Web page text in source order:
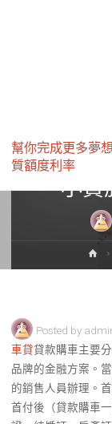
幫你完成更多夢
質額度利率‎
小資
Posted by
車貸貸款購車主要
品牌的金融方案。
的銷售人員辦理。
首付後（貸款購車